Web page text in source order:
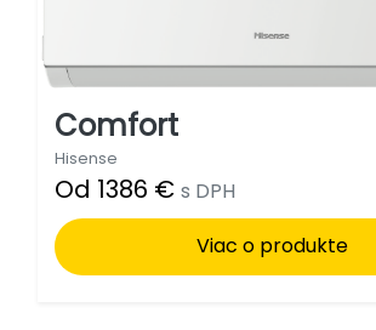
Comfort
Hisense
Od 1386 € s DPH
Viac o produkte